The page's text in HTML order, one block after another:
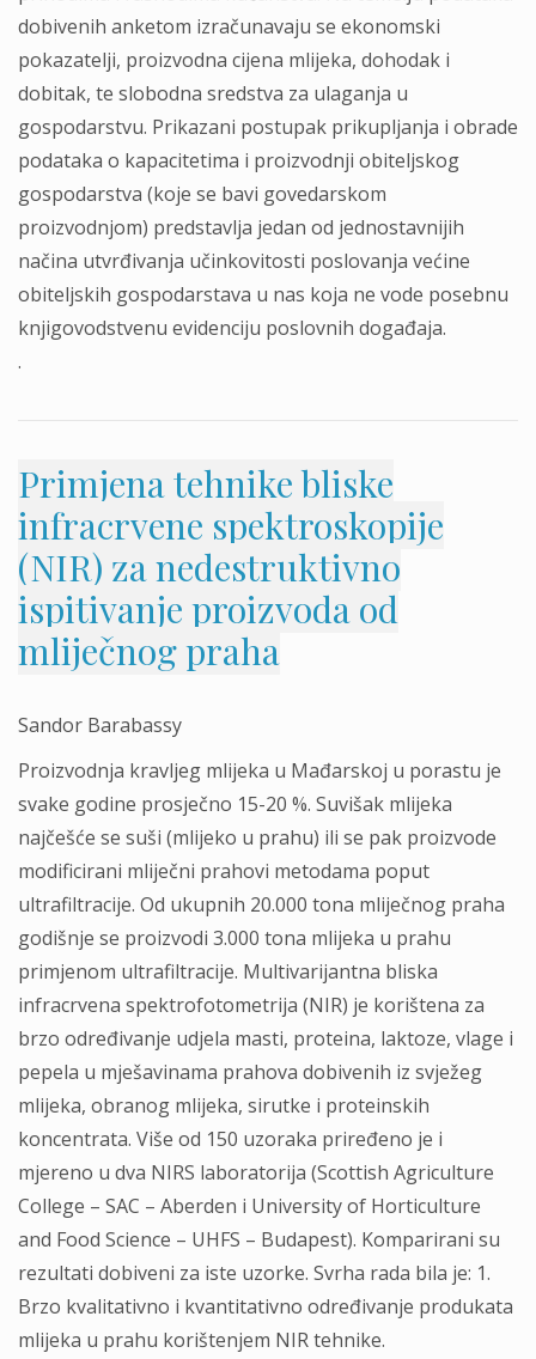
dobivenih anketom izračunavaju se ekonomski
pokazatelji, proizvodna cijena mlijeka, dohodak i
dobitak, te slobodna sredstva za ulaganja u
gospodarstvu. Prikazani postupak prikupljanja i obrade
podataka o kapacitetima i proizvodnji obiteljskog
gospodarstva (koje se bavi govedarskom
proizvodnjom) predstavlja jedan od jednostavnijih
načina utvrđivanja učinkovitosti poslovanja većine
obiteljskih gospodarstava u nas koja ne vode posebnu
knjigovodstvenu evidenciju poslovnih događaja.
.
Primjena tehnike bliske
infracrvene spektroskopije
(NIR) za nedestruktivno
ispitivanje proizvoda od
mliječnog praha
Sandor Barabassy
Proizvodnja kravljeg mlijeka u Mađarskoj u porastu je
svake godine prosječno 15-20 %. Suvišak mlijeka
najčešće se suši (mlijeko u prahu) ili se pak proizvode
modificirani mliječni prahovi metodama poput
ultrafiltracije. Od ukupnih 20.000 tona mliječnog praha
godišnje se proizvodi 3.000 tona mlijeka u prahu
primjenom ultrafiltracije. Multivarijantna bliska
infracrvena spektrofotometrija (NIR) je korištena za
brzo određivanje udjela masti, proteina, laktoze, vlage i
pepela u mješavinama prahova dobivenih iz svježeg
mlijeka, obranog mlijeka, sirutke i proteinskih
koncentrata. Više od 150 uzoraka priređeno je i
mjereno u dva NIRS laboratorija (Scottish Agriculture
College – SAC – Aberden i University of Horticulture
and Food Science – UHFS – Budapest). Komparirani su
rezultati dobiveni za iste uzorke. Svrha rada bila je: 1.
Brzo kvalitativno i kvantitativno određivanje produkata
mlijeka u prahu korištenjem NIR tehnike.